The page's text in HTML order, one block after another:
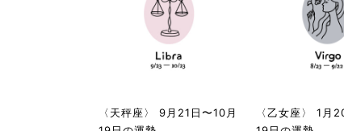
〈天秤座〉 9月21日〜10月
〈乙女座〉 1月